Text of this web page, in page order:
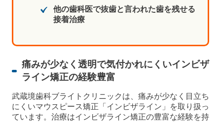
他の歯科医で抜歯と言われた歯を残せる
接着治療
痛みが少なく透明で気付かれにくいインビザ
ライン矯正の経験豊富
武蔵境歯科ブライトクリニックは、痛みが少なく目立ち
にくいマウスピース矯正「インビザライン」を取り扱っ
ています。治療はインビザライン矯正の豊富な経験を持